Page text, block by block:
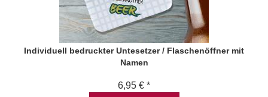
Individuell bedruckter Untesetzer / Flaschenöffner mit
Namen
6,95 € *